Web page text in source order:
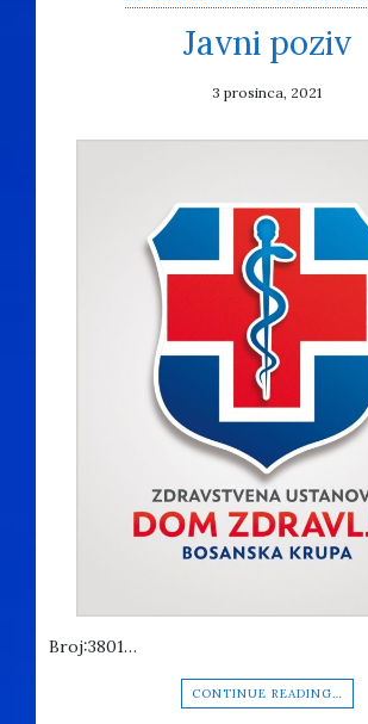
Javni poziv
3 prosinca, 2021
Broj:3801…
CONTINUE READING…